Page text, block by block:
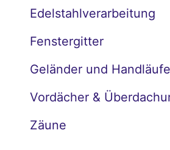
Edelstahlverarbeitung
Fenstergitter
Geländer und Handläufe
Vordächer &
Zäune